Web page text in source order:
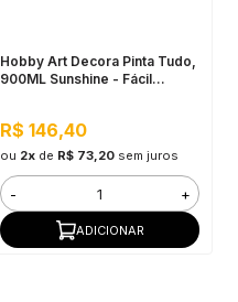
Hobby Art Decora Pinta Tudo,
900ML Sunshine - Fácil
R$ 146,40
ou 2xde R$ 73,20 sem juros
- +
ADICIONAR